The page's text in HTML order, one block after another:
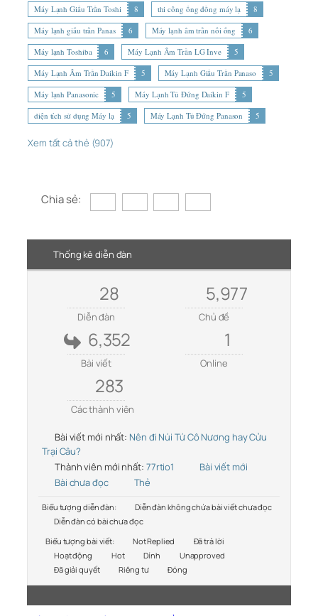
Máy Lạnh Giấu Trần Toshi
8 thi công ống đồng máy lạ
8
Máy lạnh giấu trần Panas
6 Máy lạnh âm trần nối ống
6
Máy lạnh Toshiba
6 Máy Lạnh Âm Trần LG Inve
5
Máy Lạnh Âm Trần Daikin F
5 Máy Lạnh Giấu Trần Panaso
5
Máy lạnh Panasonic
5 Máy Lạnh Tủ Đứng Daikin F
5
diện tích sử dụng Máy lạ
5 Máy Lạnh Tủ Đứng Panason 5
Xem tất cả thẻ (907)
Chia sẻ:
Thống kê diễn đàn
28
Diễn đàn
5,977
Chủ đề
6,352
Bài viết
1
Online
283
Các thành viên
Bài viết mới nhất: Nên đi Núi Tứ Cô Nương hay Cửu
Trại Câu?
Thành viên mới nhất: 77rtio1
Bài viết mới
Bài chưa đọc
Thẻ
Biểu tượng diễn đàn:
Diễn đàn không chứa bài viết chưa đọc
Diễn đàn có bài chưa đọc
Biểu tượng bài viết:
Not Replied
Đã trả lời
Hoạt động
Hot Dính
Unapproved
Đã giải quyết
Riêng tư Đóng